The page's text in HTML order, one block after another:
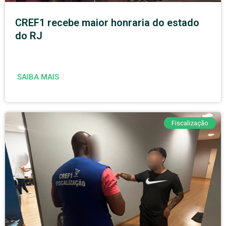
CREF1 recebe maior honraria do estado
do RJ
SAIBA MAIS
Fiscalização